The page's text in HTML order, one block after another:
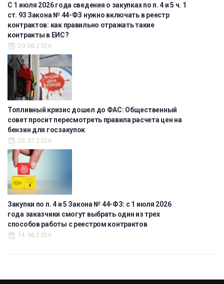
С 1 июля 2026 года сведения о закупках по п. 4 и 5 ч. 1
ст. 93 Закона № 44-ФЗ нужно включать в реестр
контрактов: как правильно отражать такие
контракты в ЕИС?
20.06.2026
Топливный кризис дошел до ФАС: Общественный
совет просит пересмотреть правила расчета цен на
бензин для госзакупок
03.07.2026
Закупки по п. 4 и 5 Закона № 44-ФЗ: с 1 июля 2026
года заказчики смогут выбрать один из трех
способов работы с реестром контрактов
14.06.2026